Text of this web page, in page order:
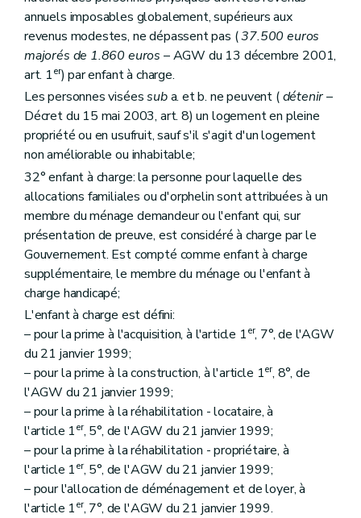
Art. 208
Titre IV Dispositions pénales
Art. 201
Art. 202
Titre V Dispositions finales
Art. 203
Art. 204
Art. 205
Art. 206
Art. 207
annuels imposables globalement, supérieurs aux
revenus modestes, ne dépassent pas (37.500 euros
majorés de 1.860 euros – AGW du 13 décembre 2001,
art. 1er) par enfant à charge.
Les personnes viséessuba. et b. ne peuvent (détenir–
Décret du 15 mai 2003, art. 8) un logement en pleine
propriété ou en usufruit, sauf s'il s'agit d'un logement
non améliorable ou inhabitable;
32° enfant à charge: la personne pour laquelle des
allocations familiales ou d'orphelin sont attribuées à un
membre du ménage demandeur ou l'enfant qui, sur
présentation de preuve, est considéré à charge par le
Gouvernement. Est compté comme enfant à charge
supplémentaire, le membre du ménage ou l'enfant à
charge handicapé;
L'enfant à charge est défini:
– pour la prime à l'acquisition, à l'article 1er, 7°, de l'AGW
du 21 janvier 1999;
– pour la prime à la construction, à l'article 1er, 8°, de
l'AGW du 21 janvier 1999;
– pour la prime à la réhabilitation - locataire, à
l'article 1er, 5°, de l'AGW du 21 janvier 1999;
– pour la prime à la réhabilitation - propriétaire, à
l'article 1er, 5°, de l'AGW du 21 janvier 1999;
– pour l'allocation de déménagement et de loyer, à
l'article 1er, 7°, de l'AGW du 21 janvier 1999.